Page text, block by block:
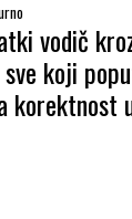
vodič
koji
korektnost